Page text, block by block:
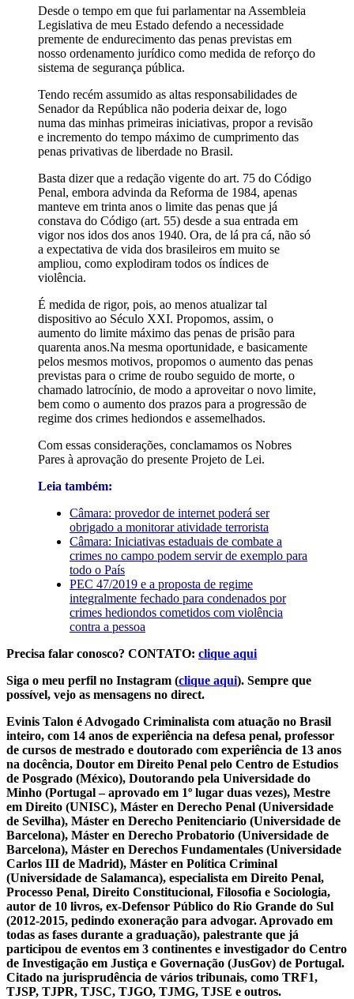
Desde o tempo em que fui parlamentar na Assembleia
Legislativa de meu Estado defendo a necessidade
premente de endurecimento das penas previstas em
nosso ordenamento jurídico como medida de reforço do
sistema de segurança pública.
Tendo recém assumido as altas responsabilidades de
Senador da República não poderia deixar de, logo
numa das minhas primeiras iniciativas, propor a revisão
e incremento do tempo máximo de cumprimento das
penas privativas de liberdade no Brasil.
Basta dizer que a redação vigente do art. 75 do Código
Penal, embora advinda da Reforma de 1984, apenas
manteve em trinta anos o limite das penas que já
constava do Código (art. 55) desde a sua entrada em
vigor nos idos dos anos 1940. Ora, de lá pra cá, não só
a expectativa de vida dos brasileiros em muito se
ampliou, como explodiram todos os índices de
violência.
É medida de rigor, pois, ao menos atualizar tal
dispositivo ao Século XXI. Propomos, assim, o
aumento do limite máximo das penas de prisão para
quarenta anos.Na mesma oportunidade, e basicamente
pelos mesmos motivos, propomos o aumento das penas
previstas para o crime de roubo seguido de morte, o
chamado latrocínio, de modo a aproveitar o novo limite,
bem como o aumento dos prazos para a progressão de
regime dos crimes hediondos e assemelhados.
Com essas considerações, conclamamos os Nobres
Pares à aprovação do presente Projeto de Lei.
Leia também:
Câmara: provedor de internet poderá ser
obrigado a monitorar atividade terrorista
Câmara: Iniciativas estaduais de combate a
crimes no campo podem servir de exemplo para
todo o País
PEC 47/2019 e a proposta de regime
integralmente fechado para condenados por
crimes hediondos cometidos com violência
contra a pessoa
Precisa falar conosco? CONTATO: clique aqui
Siga o meu perfil no Instagram (clique aqui). Sempre que
possível, vejo as mensagens no direct.
Evinis Talon é Advogado Criminalista com atuação no Brasil
inteiro, com 14 anos de experiência na defesa penal, professor
de cursos de mestrado e doutorado com experiência de 13 anos
na docência, Doutor em Direito Penal pelo Centro de Estudios
de Posgrado (México), Doutorando pela Universidade do
Minho (Portugal – aprovado em 1º lugar duas vezes), Mestre
em Direito (UNISC), Máster en Derecho Penal (Universidade
de Sevilha), Máster en Derecho Penitenciario (Universidade de
Barcelona), Máster en Derecho Probatorio (Universidade de
Barcelona), Máster en Derechos Fundamentales (Universidade
Carlos III de Madrid), Máster en Política Criminal
(Universidade de Salamanca), especialista em Direito Penal,
Processo Penal, Direito Constitucional, Filosofia e Sociologia,
autor de 10 livros, ex-Defensor Público do Rio Grande do Sul
(2012-2015, pedindo exoneração para advogar. Aprovado em
todas as fases durante a graduação), palestrante que já
participou de eventos em 3 continentes e investigador do Centro
de Investigação em Justiça e Governação (JusGov) de Portugal.
Citado na jurisprudência de vários tribunais, como TRF1,
TJSP, TJPR, TJSC, TJGO, TJMG, TJSE e outros.